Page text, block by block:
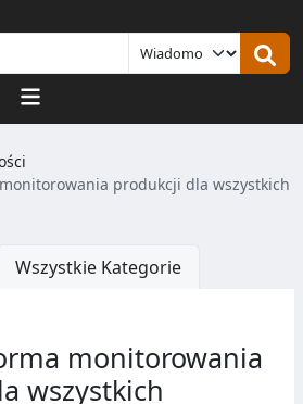
Logowanie
produkcji dla wszystkich
Wszystkie Kategorie
monitorowania
wszystkich